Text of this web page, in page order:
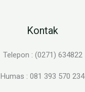
Kontak
Telepon : (0271) 634822
Humas : 081 393 570 234